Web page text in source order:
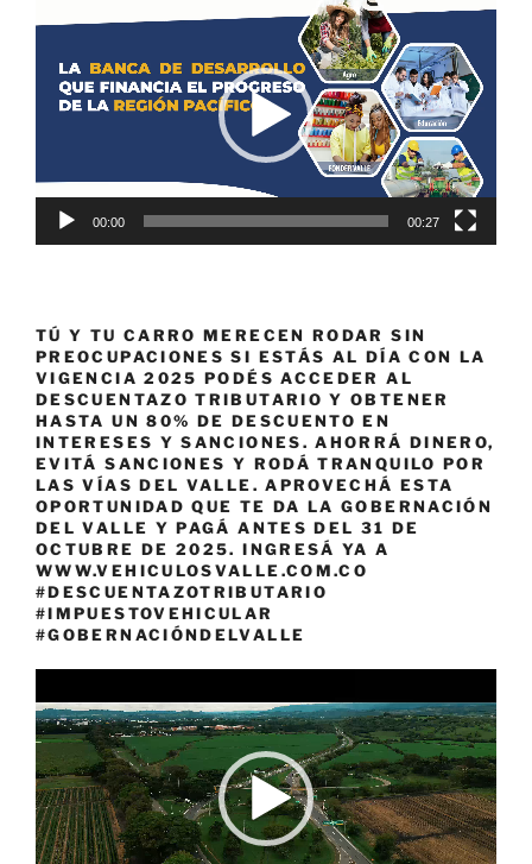
de
00:00 00:27
TÚ Y TU CARRO MERECEN RODAR SIN
PREOCUPACIONES SI ESTÁS AL DÍA CON LA
VIGENCIA 2025 PODÉS ACCEDER AL
DESCUENTAZO TRIBUTARIO Y OBTENER
HASTA UN 80% DE DESCUENTO EN
INTERESES Y SANCIONES. AHORRÁ DINERO,
EVITÁ SANCIONES Y RODÁ TRANQUILO POR
LAS VÍAS DEL VALLE. APROVECHÁ ESTA
OPORTUNIDAD QUE TE DA LA GOBERNACIÓN
DEL VALLE Y PAGÁ ANTES DEL 31 DE
OCTUBRE DE 2025. INGRESÁ YA A
WWW.VEHICULOSVALLE.COM.CO
#DESCUENTAZOTRIBUTARIO
#IMPUESTOVEHICULAR
#GOBERNACIÓNDELVALLE
de
vídeo